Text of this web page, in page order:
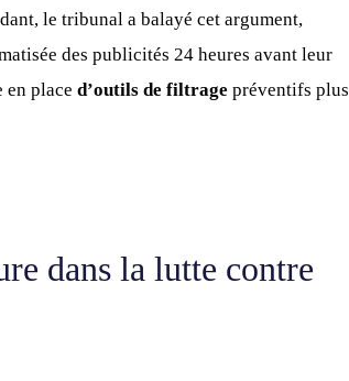
le tribunal a balayé cet argument,
des publicités 24 heures avant leur
en place d’outils de filtrage préventifs plus
dans la lutte contre